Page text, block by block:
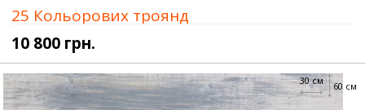
25 Кольорових троянд
10 800 грн.
60 см
30 см